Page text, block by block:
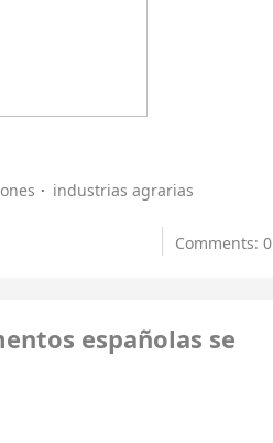
industrias agrarias
Comments: 0
españolas se